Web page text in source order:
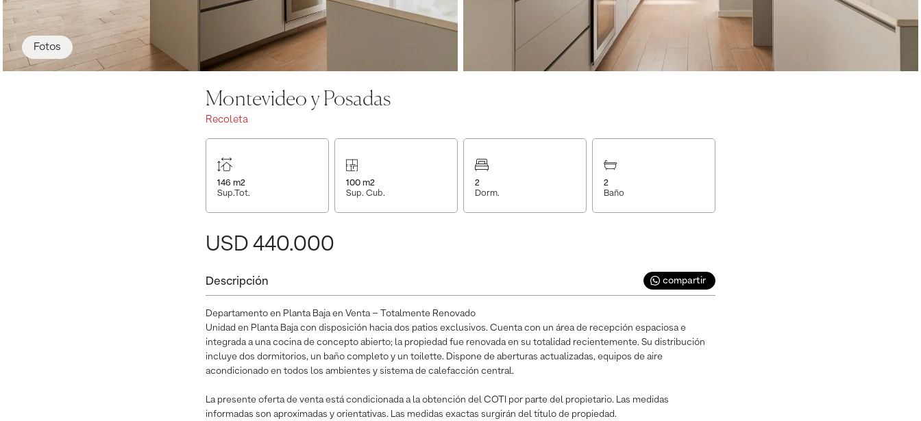
Fotos
Montevideo y Posadas
Recoleta
146 m2
Sup.Tot.
100 m2
Sup. Cub.
2
Dorm.
2
Baño
USD 440.000
Descripción compartir
Departamento en Planta Baja en Venta – Totalmente Renovado
Unidad en Planta Baja con disposición hacia dos patios exclusivos. Cuenta con un área de recepción espaciosa e
integrada a una cocina de concepto abierto; la propiedad fue renovada en su totalidad recientemente. Su distribución
incluye dos dormitorios, un baño completo y un toilette. Dispone de aberturas actualizadas, equipos de aire
acondicionado en todos los ambientes y sistema de calefacción central.
La presente oferta de venta está condicionada a la obtención del COTI por parte del propietario. Las medidas
informadas son aproximadas y orientativas. Las medidas exactas surgirán del título de propiedad.